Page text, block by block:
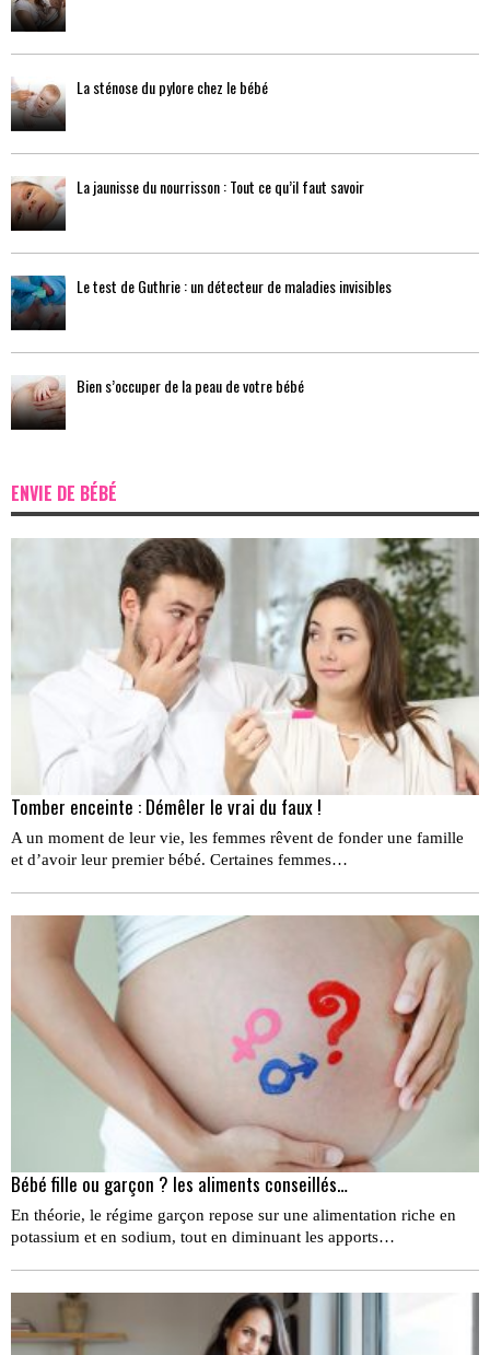
La sténose du pylore chez le bébé
La jaunisse du nourrisson : Tout ce qu’il faut savoir
Le test de Guthrie : un détecteur de maladies invisibles
Bien s’occuper de la peau de votre bébé
ENVIE DE BÉBÉ
Tomber enceinte : Démêler le vrai du faux !
A un moment de leur vie, les femmes rêvent de fonder une famille
et d’avoir leur premier bébé. Certaines femmes…
Bébé fille ou garçon ? les aliments conseillés…
En théorie, le régime garçon repose sur une alimentation riche en
potassium et en sodium, tout en diminuant les apports…